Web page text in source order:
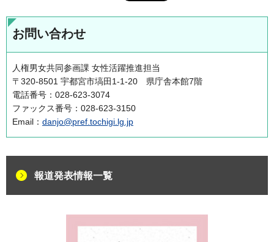
お問い合わせ
人権男女共同参画課 女性活躍推進担当
〒320-8501 宇都宮市塙田1-1-20 県庁舎本館7階
電話番号：028-623-3074
ファックス番号：028-623-3150
Email： danjo@pref.tochigi.lg.jp
報道発表情報一覧